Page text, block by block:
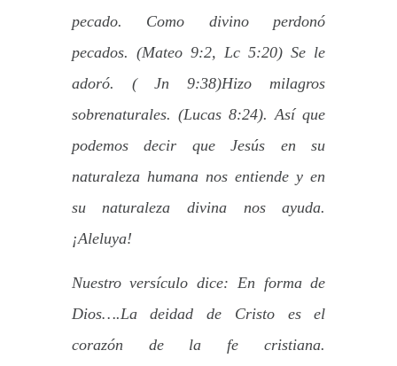
pecado. Como divino perdonó
pecados. (Mateo 9:2, Lc 5:20) Se le
adoró. ( Jn 9:38)Hizo milagros
sobrenaturales. (Lucas 8:24). Así que
podemos decir que Jesús en su
naturaleza humana nos entiende y en
su naturaleza divina nos ayuda.
¡Aleluya!
Nuestro versículo dice: En forma de
Dios….La deidad de Cristo es el
corazón de la fe cristiana.